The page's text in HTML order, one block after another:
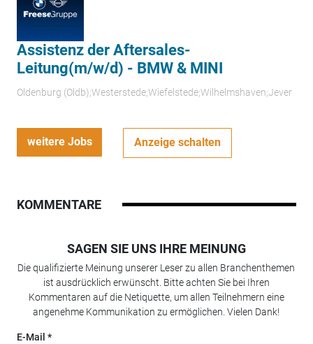
Assistenz der Aftersales-
Leitung(m/w/d) - BMW & MINI
Oldenburg (Oldb);Westerstede;Wiefelstede;Wilhelmshaven;Jever
weitere Jobs Anzeige schalten
KOMMENTARE
SAGEN SIE UNS IHRE MEINUNG
Die qualifizierte Meinung unserer Leser zu allen Branchenthemen
ist ausdrücklich erwünscht. Bitte achten Sie bei Ihren
Kommentaren auf die Netiquette, um allen Teilnehmern eine
angenehme Kommunikation zu ermöglichen. Vielen Dank!
E-Mail